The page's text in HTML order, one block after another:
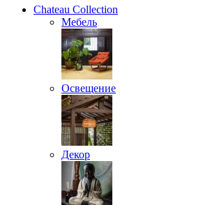
Chateau Collection
Мебель
Освещение
Декор